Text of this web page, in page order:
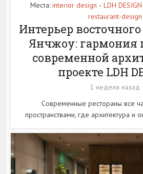
Места: interior design • LDH DESIGN
restaurant-design
Интерьер
Янчжоу: гармония
современной
проекте LDH
1 неделя назад
Современные рестораны все
пространствами, где архитектура и